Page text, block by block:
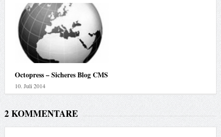
Octopress – Sicheres Blog CMS
10. Juli 2014
2 KOMMENTARE